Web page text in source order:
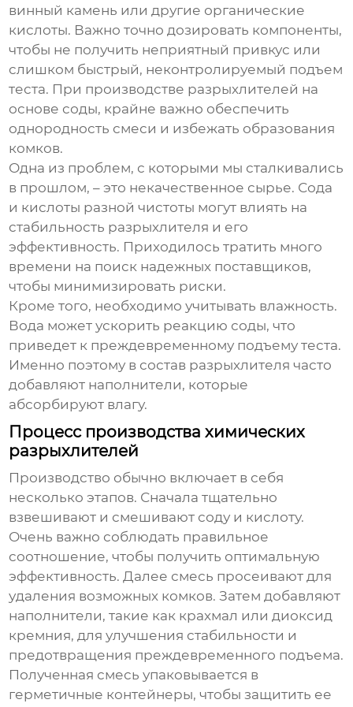
винный камень или другие органические
кислоты. Важно точно дозировать компоненты,
чтобы не получить неприятный привкус или
слишком быстрый, неконтролируемый подъем
теста. При производстве разрыхлителей на
основе соды, крайне важно обеспечить
однородность смеси и избежать образования
комков.
Одна из проблем, с которыми мы сталкивались
в прошлом, – это некачественное сырье. Сода
и кислоты разной чистоты могут влиять на
стабильность разрыхлителя и его
эффективность. Приходилось тратить много
времени на поиск надежных поставщиков,
чтобы минимизировать риски.
Кроме того, необходимо учитывать влажность.
Вода может ускорить реакцию соды, что
приведет к преждевременному подъему теста.
Именно поэтому в состав разрыхлителя часто
добавляют наполнители, которые
абсорбируют влагу.
Процесс производства химических
разрыхлителей
Производство обычно включает в себя
несколько этапов. Сначала тщательно
взвешивают и смешивают соду и кислоту.
Очень важно соблюдать правильное
соотношение, чтобы получить оптимальную
эффективность. Далее смесь просеивают для
удаления возможных комков. Затем добавляют
наполнители, такие как крахмал или диоксид
кремния, для улучшения стабильности и
предотвращения преждевременного подъема.
Полученная смесь упаковывается в
герметичные контейнеры, чтобы защитить ее